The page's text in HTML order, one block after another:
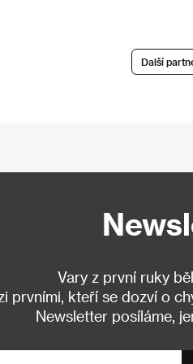
Další
Vary z první ruky
prvními, kteří se dozví o
Newsletter posíláme,